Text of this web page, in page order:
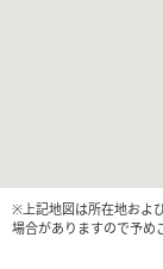
※上記地図は所在地およ
場合がありますので予め